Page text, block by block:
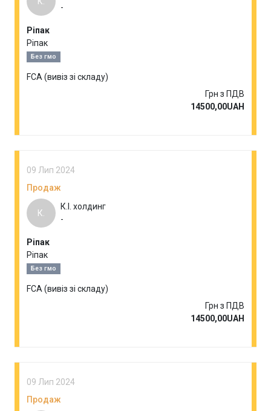
-
Ріпак
Ріпак
Без гмо
FCA (вивіз зі складу)
Грн з ПДВ
14500,00UAH
09 Лип 2024
Продаж
К.
К.І. холдинг
-
Ріпак
Ріпак
Без гмо
FCA (вивіз зі складу)
Грн з ПДВ
14500,00UAH
09 Лип 2024
Продаж